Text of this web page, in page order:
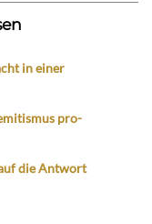
in einer
pro-
die Antwort